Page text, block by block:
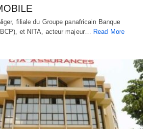
filiale du Groupe panafricain Banque
et NITA, acteur majeur… Read More